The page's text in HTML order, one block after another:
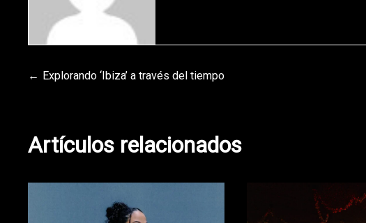
Navegación
entradas
Explorando ‘Ibiza’ a través del tiempo
Artículos relacionados